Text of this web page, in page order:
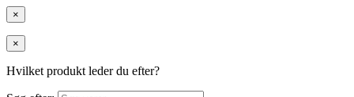
×
×
Hvilket produkt leder du efter?